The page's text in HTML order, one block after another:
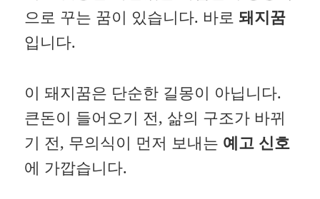
으로 꾸는 꿈이 있습니다. 바로 돼지꿈
입니다.
이 돼지꿈은 단순한 길몽이 아닙니다.
큰돈이 들어오기 전, 삶의 구조가 바뀌
기 전, 무의식이 먼저 보내는 예고 신호
에 가깝습니다.